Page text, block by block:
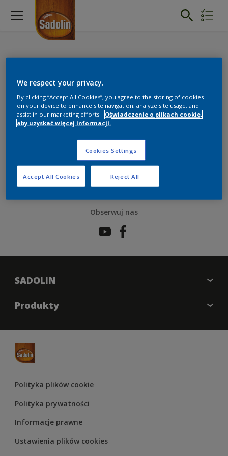
Lista zakupów
Tutaj możesz napisać małą notatkę
Obserwuj nas
SADOLIN
O nas
Kontakt
Mapa strony
Odwzorowanie kolorów
Materiały marketingowe
Regulamin Konkursu Sadolin 2025
Produkty
Impregnat
Lakier
Olej
Polityka plików cookie
Polityka prywatności
Informacje prawne
Ustawienia plików cookies
We respect your privacy.
By clicking “Accept All Cookies”, you agree to the storing of cookies
on your device to enhance site navigation, analyze site usage, and
assist in our marketing efforts.
Oświadczenie o plikach cookie,
aby uzyskać więcej informacji.
Cookies Settings
Reject All
Accept All Cookies